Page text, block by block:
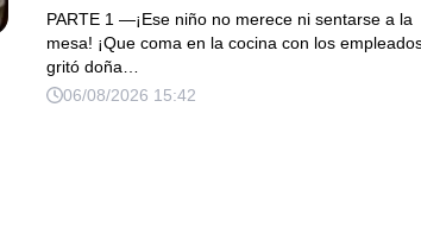
anunció que su primo recibiría 80
millones y el 50% de las acciones:
“Aprende cuál es tu lugar”.
en silencio hasta que terminaron de
PARTE 1 —¡Ese niño no merece ni sentarse a la
mesa! ¡Que coma en la cocina con los
gritó doña…
06/08/2026 15:42